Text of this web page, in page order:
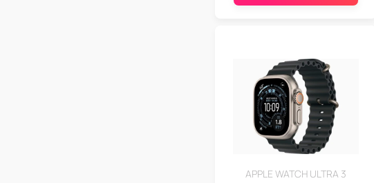
APPLE WATCH ULTRA 3